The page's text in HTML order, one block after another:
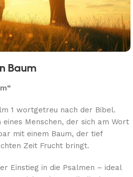
Baum
1 wortgetreu nach der Bibel.
Menschen, der sich am Wort
mit einem Baum, der tief
Zeit Frucht bringt.
Einstieg in die Psalmen – ideal